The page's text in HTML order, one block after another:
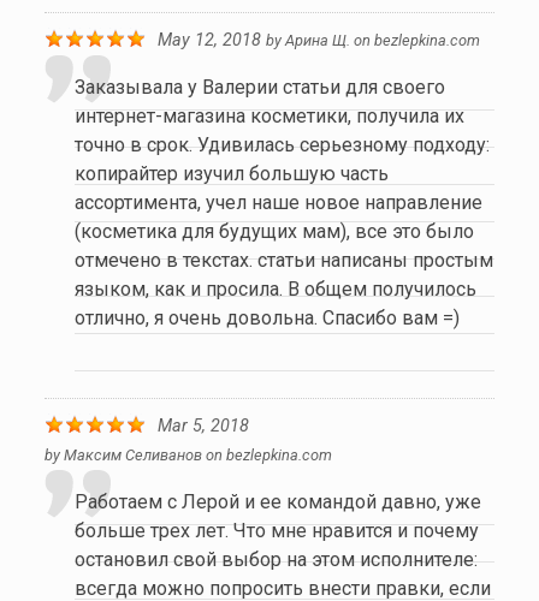
May 12, 2018 byАрина Щ. on bezlepkina.com
Заказывала у Валерии статьи для своего
интернет-магазина косметики, получила их
точно в срок. Удивилась серьезному подходу:
копирайтер изучил большую часть
ассортимента, учел наше новое направление
(косметика для будущих мам), все это было
отмечено в текстах. статьи написаны простым
языком, как и просила. В общем получилось
отлично, я очень довольна. Спасибо вам =)
Mar 5, 2018
by Максим Селивановon bezlepkina.com
Работаем с Лерой и ее командой давно, уже
больше трех лет. Что мне нравится и почему
остановил свой выбор на этом исполнителе:
всегда можно попросить внести правки, если